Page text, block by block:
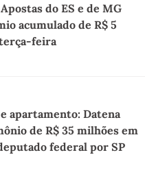
do ES e de MG
acumulado de R$ 5
feira
apartamento: Datena
de R$ 35 milhões em
federal por SP